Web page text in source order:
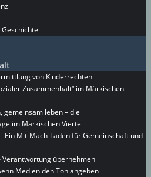
von Kinderrechten
Zusammenhalt“ im Märkischen
gemeinsam leben – die
im Märkischen Viertel
Ein Mit-Mach-Laden für Gemeinschaft und
Verantwortung übernehmen
Medien den Ton angeben